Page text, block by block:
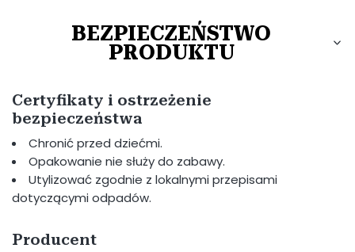
BEZPIECZEŃSTWO
PRODUKTU
Certyfikaty i ostrzeżenie
bezpieczeństwa
Chronić przed dziećmi.
Opakowanie nie służy do zabawy.
Utylizować zgodnie z lokalnymi przepisami
dotyczącymi odpadów.
Producent